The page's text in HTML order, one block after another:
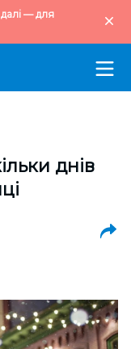
— для
днів